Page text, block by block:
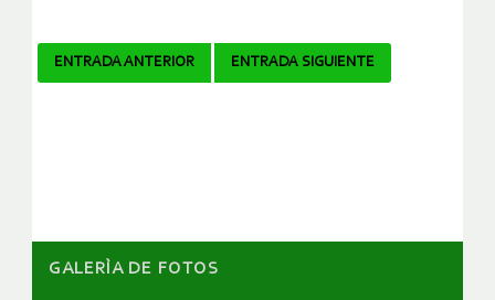
Navegador
ENTRADA ANTERIOR ENTRADA SIGUIENTE
GALERÌA DE FOTOS